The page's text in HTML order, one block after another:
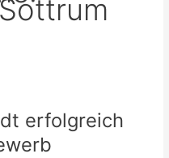
erfolgreich